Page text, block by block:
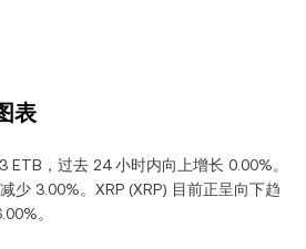
表
ETB，过去 24 小时内向上增长 0.00%。
少 3.00%。XRP (XRP) 目前正呈向下趋
。